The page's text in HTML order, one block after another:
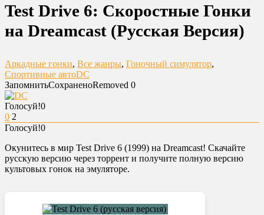
Test Drive 6: Скоростные Гонки
на Dreamcast (Русская Версия)
Аркадные гонки, Все жанры, Гоночный симулятор,
Спортивные автоDC
ЗапомнитьСохраненоRemoved 0
Голосуй!0
0 2
Голосуй!0
Окунитесь в мир Test Drive 6 (1999) на Dreamcast! Скачайте
русскую версию через торрент и получите полную версию
культовых гонок на эмуляторе.